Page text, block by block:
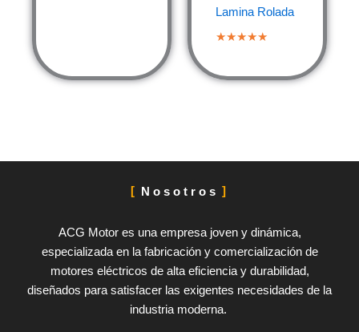
Lamina Rolada
★★★★★
Nosotros
ACG Motor es una empresa joven y dinámica,
especializada en la fabricación y comercialización de
motores eléctricos de alta eficiencia y durabilidad,
diseñados para satisfacer las exigentes necesidades de la
industria moderna.